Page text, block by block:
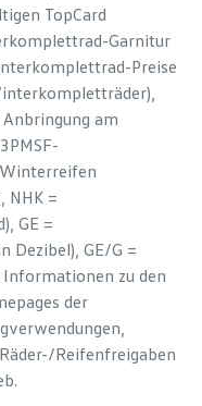
TopCard
Garnitur
Preise
am
NHK =
GE =
Dezibel), GE/G =
Informationen zu den
der
Reifenfreigaben